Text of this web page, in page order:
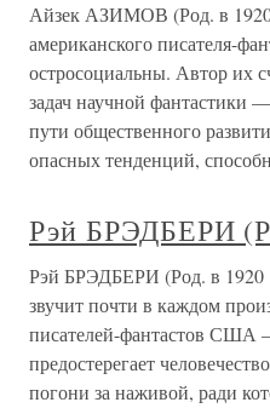
Айзек АЗИМОВ (Род. в
американского писателя-
остросоциальны. Автор их
задач научной фантастики
пути общественного
опасных тенденций,
Рэй БРЭДБЕРИ
Рэй БРЭДБЕРИ (Род. в 1920
звучит почти в каждом
писателей-фантастов США
предостерегает
погони за наживой, ради